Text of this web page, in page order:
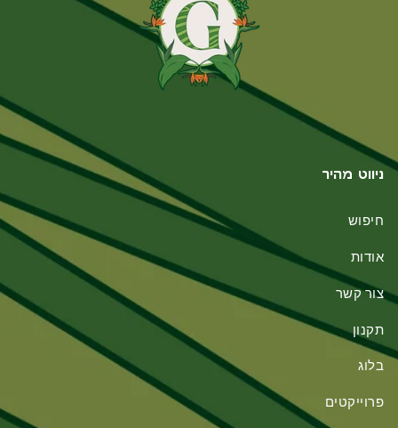
ניווט מהיר
חיפוש
אודות
צור קשר
תקנון
בלוג
פרוייקטים